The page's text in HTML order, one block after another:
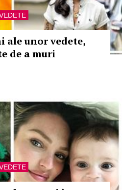
ale unor vedete,
de a muri